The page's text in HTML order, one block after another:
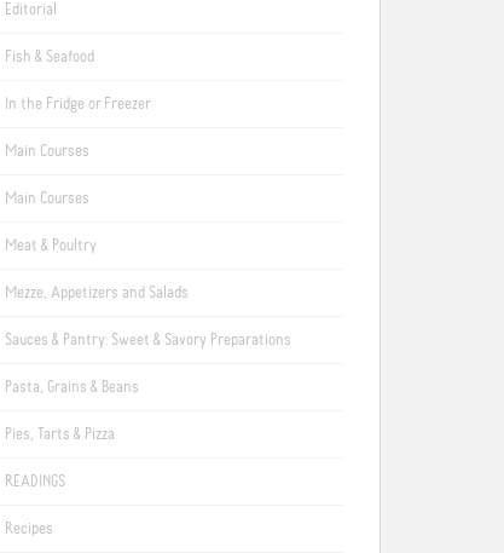
Editorial
Fish & Seafood
In the Fridge or Freezer
Main Courses
Main Courses
Meat & Poultry
Mezze, Appetizers and Salads
Sauces & Pantry: Sweet & Savory Preparations
Pasta, Grains & Beans
Pies, Tarts & Pizza
READINGS
Recipes